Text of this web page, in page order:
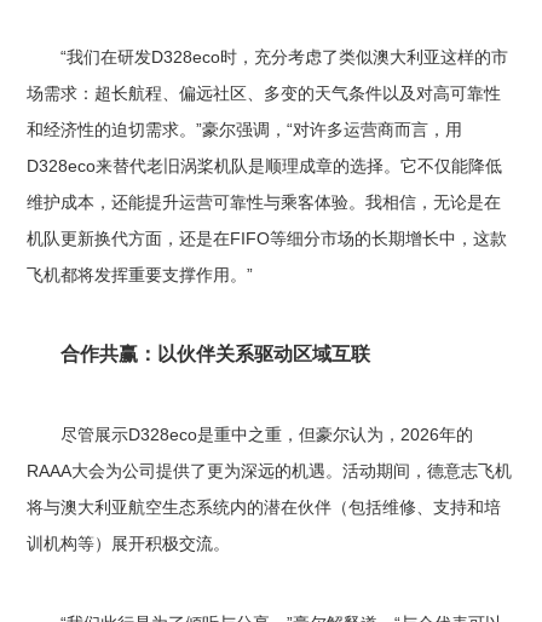
“我们在研发D328eco时，充分考虑了类似澳大利亚这样的市
场需求：超长航程、偏远社区、多变的天气条件以及对高可靠性
和经济性的迫切需求。”豪尔强调，“对许多运营商而言，用
D328eco来替代老旧涡桨机队是顺理成章的选择。它不仅能降低
维护成本，还能提升运营可靠性与乘客体验。我相信，无论是在
机队更新换代方面，还是在FIFO等细分市场的长期增长中，这款
飞机都将发挥重要支撑作用。”
合作共赢：以伙伴关系驱动区域互联
尽管展示D328eco是重中之重，但豪尔认为，2026年的
RAAA大会为公司提供了更为深远的机遇。活动期间，德意志飞机
将与澳大利亚航空生态系统内的潜在伙伴（包括维修、支持和培
训机构等）展开积极交流。